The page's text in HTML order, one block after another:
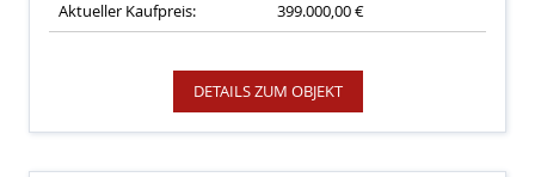
Aktueller Kaufpreis:
399.000,00 €
DETAILS ZUM OBJEKT